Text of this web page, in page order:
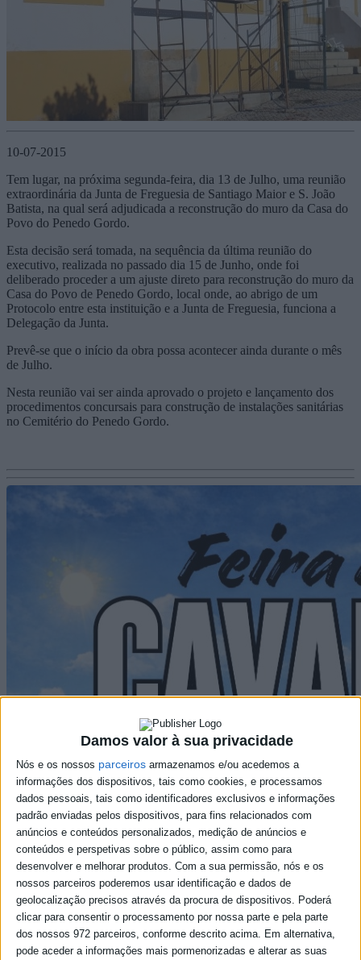
Damos valor à sua privacidade
Nós e os nossos parceiros armazenamos e/ou acedemos a
informações dos dispositivos, tais como cookies, e processamos
dados pessoais, tais como identificadores exclusivos e informações
padrão enviadas pelos dispositivos, para fins relacionados com
anúncios e conteúdos personalizados, medição de anúncios e
conteúdos e perspetivas sobre o público, assim como para
desenvolver e melhorar produtos. Com a sua permissão, nós e os
nossos parceiros poderemos usar identificação e dados de
geolocalização precisos através da procura de dispositivos. Poderá
clicar para consentir o processamento por nossa parte e pela parte
dos nossos 972 parceiros, conforme descrito acima. Em alternativa,
pode aceder a informações mais pormenorizadas e alterar as suas
10-07-2015
Tem lugar, na próxima segunda-feira, dia 13 de Julho, uma reunião
extraordinária da Junta de Freguesia de Santiago Maior e S. João
Batista, na qual será adjudicada a reconstrução do muro da Casa do
Povo do Penedo Gordo.
Esta decisão será tomada, na sequência da última reunião do
executivo, realizada no passado dia 15 de Junho, onde foi
deliberado proceder a um ajuste direto para reconstrução do muro da
Casa do Povo de Penedo Gordo, local onde, ao abrigo de um
Protocolo entre esta instituição e a Junta de Freguesia, funciona a
Delegação da Junta.
Prevê-se que o início da obra possa acontecer ainda durante o mês
de Julho.
Nesta reunião vai ser ainda aprovado o projeto e lançamento dos
procedimentos concursais para construção de instalações sanitárias
no Cemitério do Penedo Gordo.